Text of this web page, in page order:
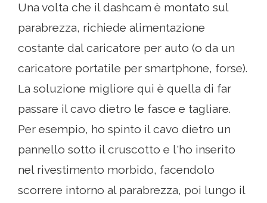
Una volta che il dashcam è montato sul
parabrezza, richiede alimentazione
costante dal caricatore per auto (o da un
caricatore portatile per smartphone, forse).
La soluzione migliore qui è quella di far
passare il cavo dietro le fasce e tagliare.
Per esempio, ho spinto il cavo dietro un
pannello sotto il cruscotto e l'ho inserito
nel rivestimento morbido, facendolo
scorrere intorno al parabrezza, poi lungo il